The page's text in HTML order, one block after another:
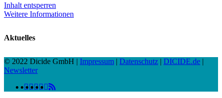
Inhalt entsperren
Weitere Informationen
Aktuelles
© 2022 Dicide GmbH | Impressum | Datenschutz | DICIDE.de |
Newsletter
twitter
facebook
linkedinyoutube
RSS
instagram
spotify
vk